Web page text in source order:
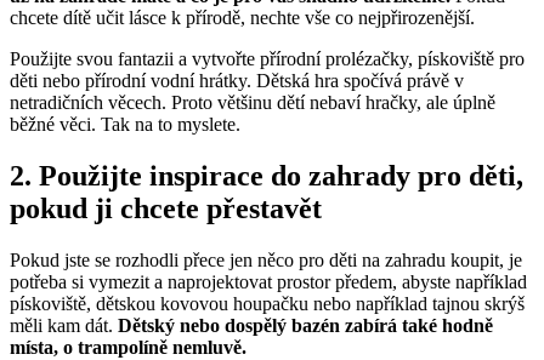
chcete dítě učit lásce k přírodě, nechte vše co nejpřirozenější.
Použijte svou fantazii a vytvořte přírodní prolézačky, pískoviště pro
děti nebo přírodní vodní hrátky. Dětská hra spočívá právě v
netradičních věcech. Proto většinu dětí nebaví hračky, ale úplně
běžné věci. Tak na to myslete.
2. Použijte inspirace do zahrady pro děti,
pokud ji chcete přestavět
Pokud jste se rozhodli přece jen něco pro děti na zahradu koupit, je
potřeba si vymezit a naprojektovat prostor předem, abyste například
pískoviště, dětskou kovovou houpačku nebo například tajnou skrýš
měli kam dát. Dětský nebo dospělý bazén zabírá také hodně
místa, o trampolíně nemluvě.